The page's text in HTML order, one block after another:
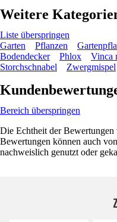
Weitere
Liste überspringen
Garten
Pflanzen
Bodendecker
Phlox
Vinca
Storchschnabel
Zwergmispel
Bereich überspringen
Die Echtheit der
Bewertungen können auch
nachweislich genutzt oder